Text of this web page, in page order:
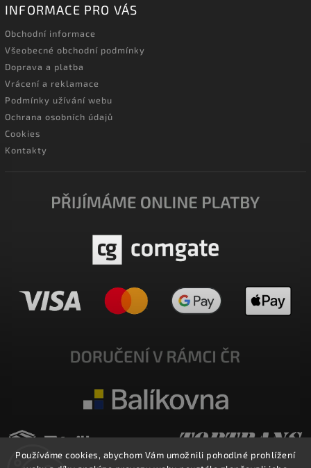
Používáme cookies, abychom Vám umožnili pohodlné prohlížení
INFORMACE PRO VÁS
Obchodní informace
Všeobecné obchodní podmínky
Doprava a platba
Vrácení a reklamace
Podmínky užívání webu
Ochrana osobních údajů
Cookies
Kontakty